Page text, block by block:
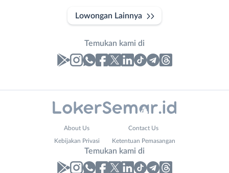
Lowongan Lainnya
Temukan kami di
About Us Contact Us
Kebijakan Privasi Ketentuan Pemasangan
Temukan kami di